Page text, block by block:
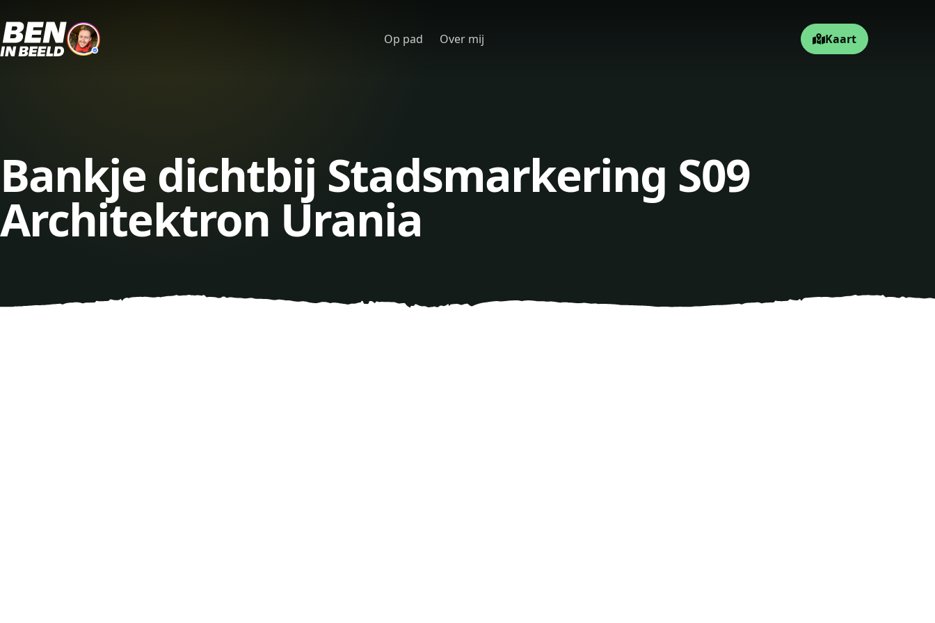
Op pad Over mij Kaart
Bankje dichtbij Stadsmarkering S09
Architektron Urania